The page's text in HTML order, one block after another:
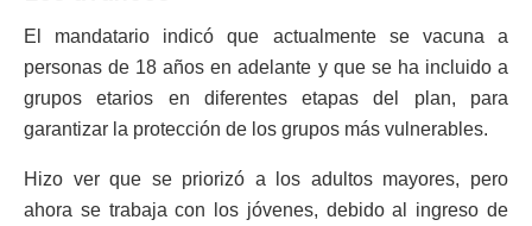
El mandatario indicó que actualmente se vacuna a
personas de 18 años en adelante y que se ha incluido a
grupos etarios en diferentes etapas del plan, para
garantizar la protección de los grupos más vulnerables.
Hizo ver que se priorizó a los adultos mayores, pero
ahora se trabaja con los jóvenes, debido al ingreso de